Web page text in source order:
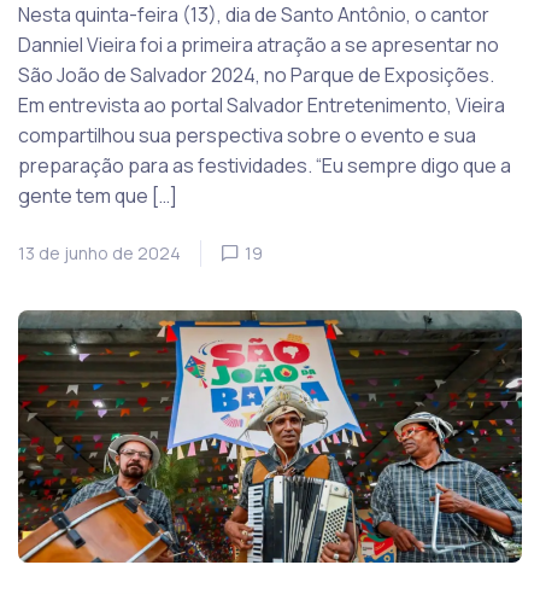
Nesta quinta-feira (13), dia de Santo Antônio, o cantor
Danniel Vieira foi a primeira atração a se apresentar no
São João de Salvador 2024, no Parque de Exposições.
Em entrevista ao portal Salvador Entretenimento, Vieira
compartilhou sua perspectiva sobre o evento e sua
preparação para as festividades. “Eu sempre digo que a
gente tem que […]
13 de junho de 2024 19